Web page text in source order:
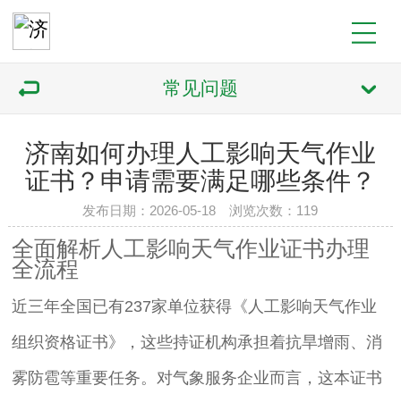
常见问题
济南如何办理人工影响天气作业
证书？申请需要满足哪些条件？
发布日期：2026-05-18 浏览次数：119
全面解析人工影响天气作业证书办理
全流程
近三年全国已有237家单位获得《人工影响天气作业
组织资格证书》，这些持证机构承担着抗旱增雨、消
雾防雹等重要任务。对气象服务企业而言，这本证书